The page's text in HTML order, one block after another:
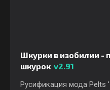
Шкурки в изобилии -
шкурок v2.91
Русификация мода Pelts